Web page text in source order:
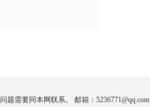
需要同本网联系。 邮箱：5236771@qq.com